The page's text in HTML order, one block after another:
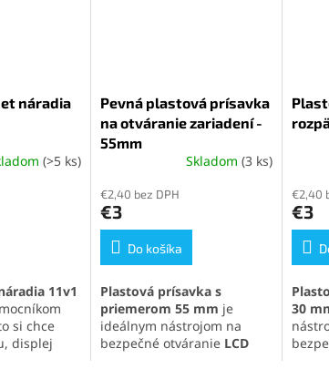
náradia
(>5 ks)
11v1
si chce
displej
Pevná plastová prísavka
na otváranie zariadení -
55mm
produktu
je
5,0
5
hviezdičiek.
Skladom(3 ks)
€2,40 bez DPH
€3
Do košíka
Plastová prísavka s
priemerom 55 mm je
ideálnym nástrojom na
bezpečné otváranie LCD
je
5,0
5
€2,40
€3
30